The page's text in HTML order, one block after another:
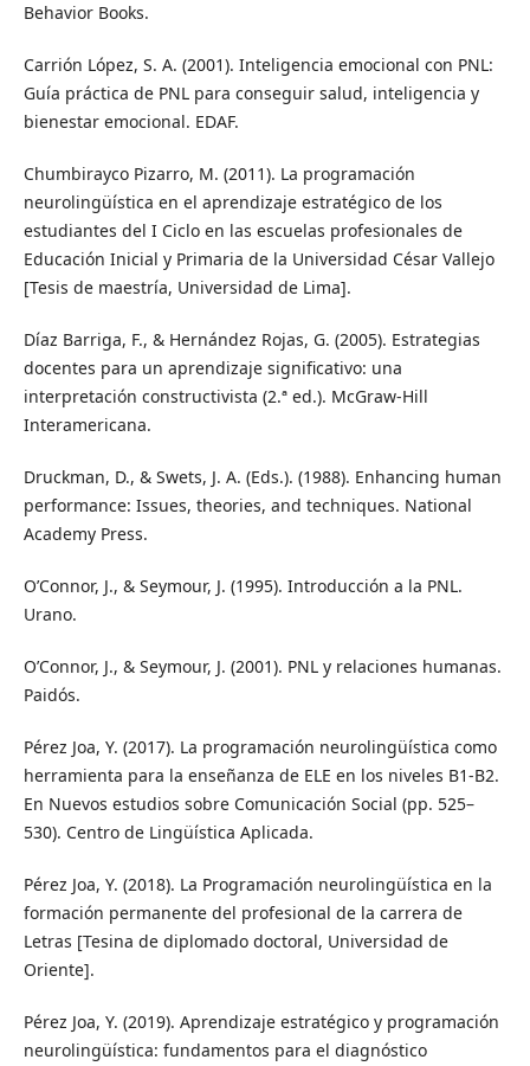
Behavior Books.
Carrión López, S. A. (2001). Inteligencia emocional con PNL:
Guía práctica de PNL para conseguir salud, inteligencia y
bienestar emocional. EDAF.
Chumbirayco Pizarro, M. (2011). La programación
neurolingüística en el aprendizaje estratégico de los
estudiantes del I Ciclo en las escuelas profesionales de
Educación Inicial y Primaria de la Universidad César Vallejo
[Tesis de maestría, Universidad de Lima].
Díaz Barriga, F., & Hernández Rojas, G. (2005). Estrategias
docentes para un aprendizaje significativo: una
interpretación constructivista (2.ª ed.). McGraw-Hill
Interamericana.
Druckman, D., & Swets, J. A. (Eds.). (1988). Enhancing human
performance: Issues, theories, and techniques. National
Academy Press.
O’Connor, J., & Seymour, J. (1995). Introducción a la PNL.
Urano.
O’Connor, J., & Seymour, J. (2001). PNL y relaciones humanas.
Paidós.
Pérez Joa, Y. (2017). La programación neurolingüística como
herramienta para la enseñanza de ELE en los niveles B1-B2.
En Nuevos estudios sobre Comunicación Social (pp. 525–
530). Centro de Lingüística Aplicada.
Pérez Joa, Y. (2018). La Programación neurolingüística en la
formación permanente del profesional de la carrera de
Letras [Tesina de diplomado doctoral, Universidad de
Oriente].
Pérez Joa, Y. (2019). Aprendizaje estratégico y programación
neurolingüística: fundamentos para el diagnóstico